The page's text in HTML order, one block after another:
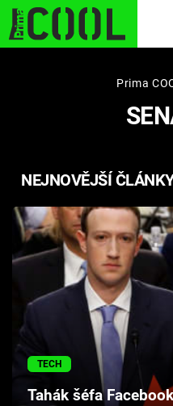
STARHOUSE
PLNEJ KOTEL
Témata
Filmy
Seriály
Hry
Cool Esport
Prima
NEJNOVĚJŠÍ
TECH
Tahák šéfa